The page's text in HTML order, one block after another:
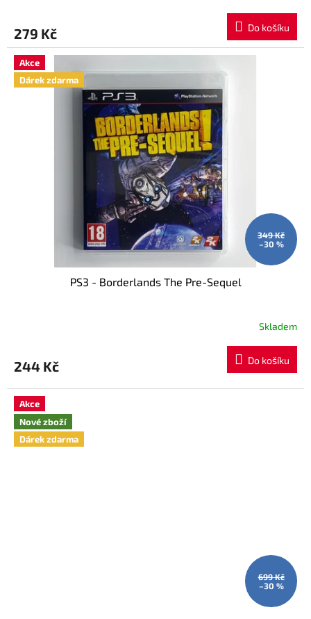
279 Kč Do košíku
Akce
Dárek zdarma
349 Kč
–30 %
PS3 - Borderlands The Pre-Sequel
Skladem
244 Kč Do košíku
Akce
Nové zboží
Dárek zdarma
699 Kč
–30 %